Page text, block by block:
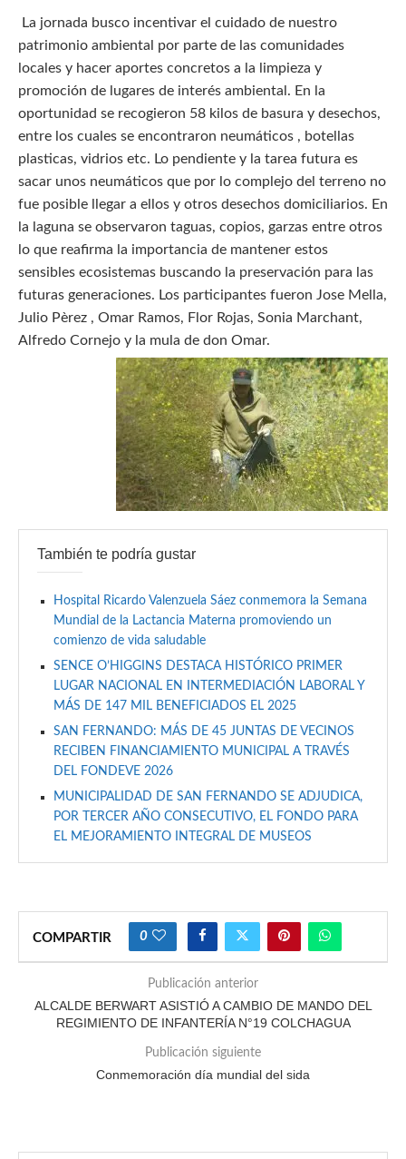
La jornada busco incentivar el cuidado de nuestro
patrimonio ambiental por parte de las comunidades
locales y hacer aportes concretos a la limpieza y
promoción de lugares de interés ambiental. En la
oportunidad se recogieron 58 kilos de basura y desechos,
entre los cuales se encontraron neumáticos , botellas
plasticas, vidrios etc. Lo pendiente y la tarea futura es
sacar unos neumáticos que por lo complejo del terreno no
fue posible llegar a ellos y otros desechos domiciliarios. En
la laguna se observaron taguas, copios, garzas entre otros
lo que reafirma la importancia de mantener estos
sensibles ecosistemas buscando la preservación para las
futuras generaciones. Los participantes fueron Jose Mella,
Julio Pèrez , Omar Ramos, Flor Rojas, Sonia Marchant,
Alfredo Cornejo y la mula de don Omar.
También te podría gustar
Hospital Ricardo Valenzuela Sáez conmemora la Semana
Mundial de la Lactancia Materna promoviendo un
comienzo de vida saludable
SENCE O’HIGGINS DESTACA HISTÓRICO PRIMER
LUGAR NACIONAL EN INTERMEDIACIÓN LABORAL Y
MÁS DE 147 MIL BENEFICIADOS EL 2025
SAN FERNANDO: MÁS DE 45 JUNTAS DE VECINOS
RECIBEN FINANCIAMIENTO MUNICIPAL A TRAVÉS
DEL FONDEVE 2026
MUNICIPALIDAD DE SAN FERNANDO SE ADJUDICA,
POR TERCER AÑO CONSECUTIVO, EL FONDO PARA
EL MEJORAMIENTO INTEGRAL DE MUSEOS
COMPARTIR 0
Publicación anterior
ALCALDE BERWART ASISTIÓ A CAMBIO DE MANDO DEL
REGIMIENTO DE INFANTERÍA N°19 COLCHAGUA
Publicación siguiente
Conmemoración día mundial del sida